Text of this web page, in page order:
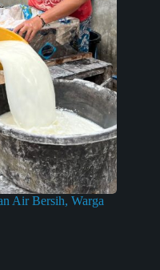
Air Bersih, Warga